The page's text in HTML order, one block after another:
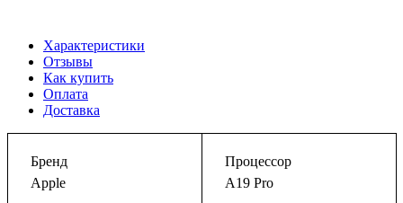
Характеристики
Отзывы
Как купить
Оплата
Доставка
Бренд
Apple
Процессор
A19 Pro